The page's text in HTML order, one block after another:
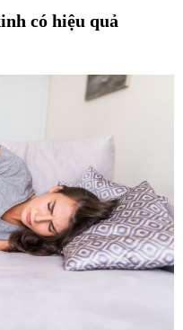
có hiệu quả